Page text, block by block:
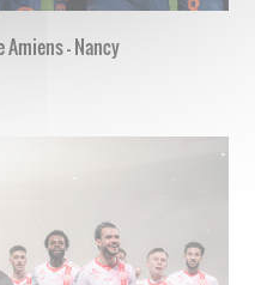
Amiens - Nancy